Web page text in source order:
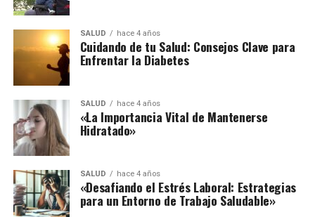
SALUD hace 4 años
Cuidando de tu Salud: Consejos Clave para
Enfrentar la Diabetes
SALUD hace 4 años
«La Importancia Vital de Mantenerse
Hidratado»
SALUD hace 4 años
«Desafiando el Estrés Laboral: Estrategias
para un Entorno de Trabajo Saludable»